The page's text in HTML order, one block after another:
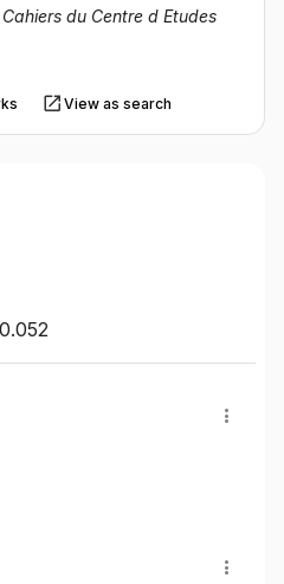
Cahiers du Centre d Etudes
View as search
0.052